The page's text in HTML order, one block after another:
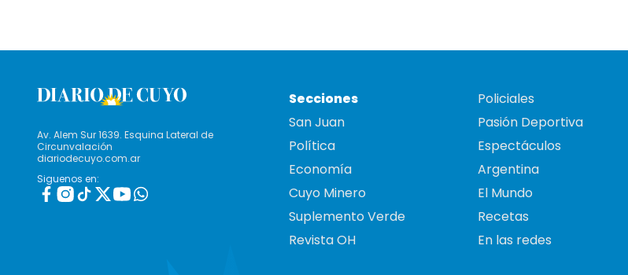
Av. Alem Sur 1639. Esquina Lateral de
Circunvalación
diariodecuyo.com.ar
Siguenos en:
Secciones
San Juan
Política
Economía
Cuyo Minero
Suplemento Verde
Revista OH
Policiales
Pasión Deportiva
Espectáculos
Argentina
El Mundo
Recetas
En las redes